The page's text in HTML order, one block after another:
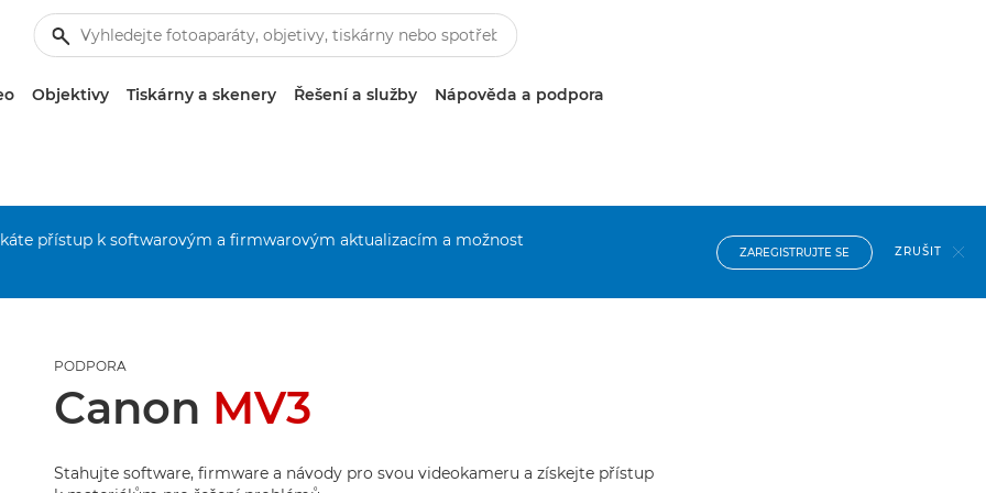
Objektivy Tiskárny a skenery Řešení a služby Nápověda a podpora
přístup k softwarovým a firmwarovým aktualizacím a možnost
ZAREGISTRUJTE SE ZRUŠIT
PODPORA
Canon MV3
Stahujte software, firmware a návody pro svou videokameru a získejte přístup